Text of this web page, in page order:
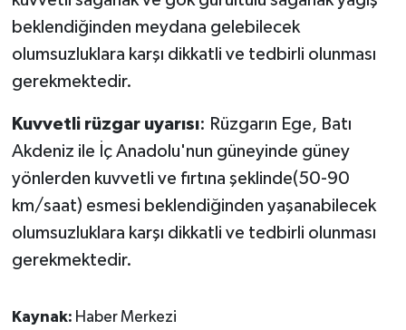
beklendiğinden meydana gelebilecek
olumsuzluklara karşı dikkatli ve tedbirli olunması
gerekmektedir.
Kuvvetli rüzgar uyarısı: Rüzgarın Ege, Batı
Akdeniz ile İç Anadolu'nun güneyinde güney
yönlerden kuvvetli ve fırtına şeklinde(50-90
km/saat) esmesi beklendiğinden yaşanabilecek
olumsuzluklara karşı dikkatli ve tedbirli olunması
gerekmektedir.
Kaynak: Haber Merkezi